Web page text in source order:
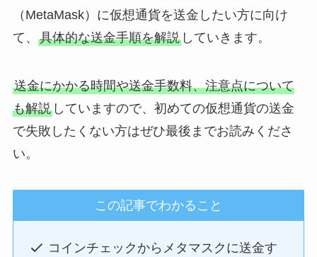
（MetaMask）に仮想通貨を送金したい方に向け
て、 具体的な送金手順を解説していきます。
送金にかかる時間や送金手数料、注意点について
も解説していますので、初めての仮想通貨の送金
で失敗したくない方はぜひ最後までお読みくださ
い。
この記事でわかること
コインチェックからメタマスクに送金す